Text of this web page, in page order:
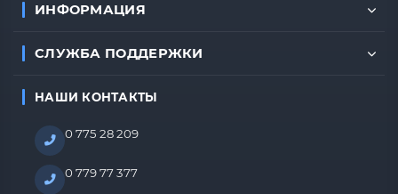
ИНФОРМАЦИЯ
СЛУЖБА ПОДДЕРЖКИ
НАШИ КОНТАКТЫ
0 775 28 209
0 779 77 377